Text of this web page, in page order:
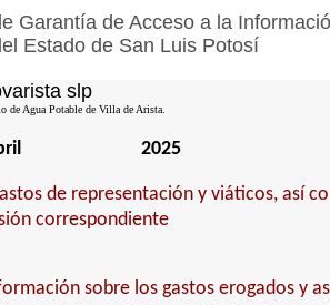
Garantía de Acceso a la
Estado de San Luis Potosí
slp
de Agua Potable de Villa de Arista.
2025
de representación y viáticos, así
correspondiente
sobre los gastos erogados y